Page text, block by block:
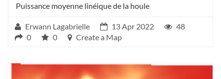
Puissance moyenne linéique de la houle
Erwann Lagabrielle 13 Apr 2022
48
0
0 Create a Map